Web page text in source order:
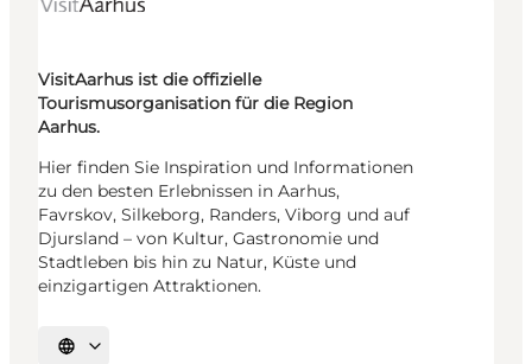
VisitAarhus ist die offizielle
Tourismusorganisation für die Region
Aarhus.
Hier finden Sie Inspiration und Informationen
zu den besten Erlebnissen in Aarhus,
Favrskov, Silkeborg, Randers, Viborg und auf
Djursland – von Kultur, Gastronomie und
Stadtleben bis hin zu Natur, Küste und
einzigartigen Attraktionen.
Sprache auswählen